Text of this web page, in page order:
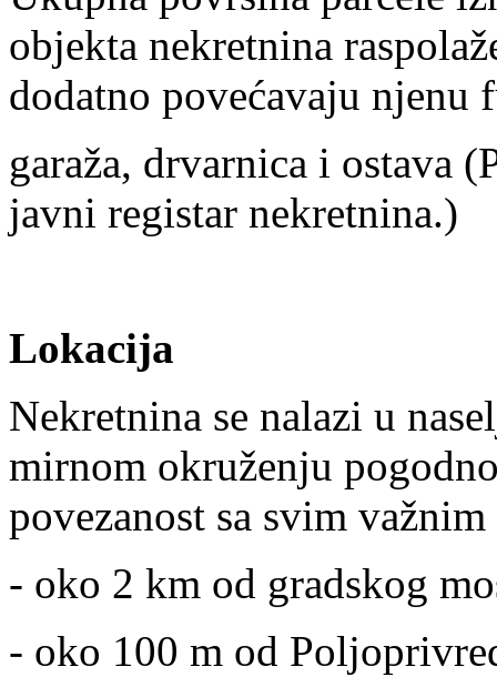
objekta nekretnina
dodatno povećavaju njenu
garaža, drvarnica i ostava
javni registar nekretnina.)
Lokacija
Nekretnina se nalazi u
mirnom okruženju
povezanost sa svim
- oko 2 km od gradskog
- oko 100 m od